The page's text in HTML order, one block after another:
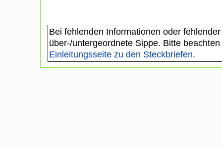
Bei fehlenden Informationen oder
über-/untergeordnete Sippe. Bitte
Einleitungsseite zu den Steckbriefen.